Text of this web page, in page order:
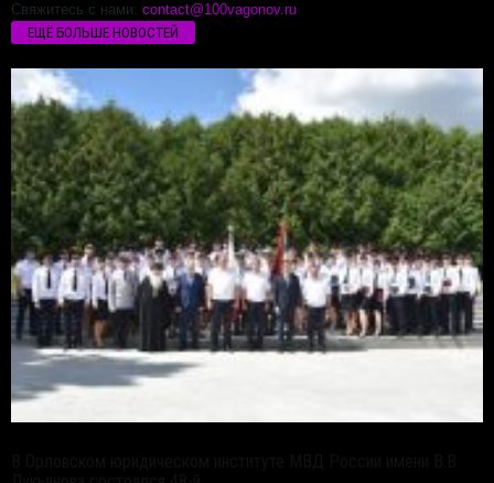
Свяжитесь с нами: contact@100vagonov.ru
ЕЩЁ БОЛЬШЕ НОВОСТЕЙ